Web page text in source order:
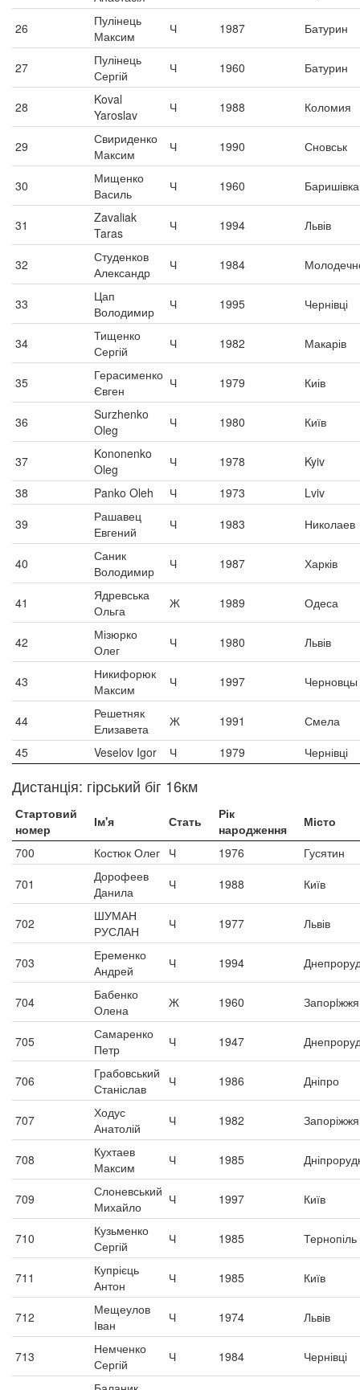
26
Пулінець
Максим
Ч 1987 Батурин
27
Пулінець
Сергій
Ч 1960 Батурин
28
Koval
Yaroslav
Ч 1988 Коломия
29
Свириденко
Максим
Ч 1990 Сновськ
30
Мищенко
Василь
Ч 1960 Баришівка
31
Zavaliak
Taras
Ч 1994 Львів
32
Студенков
Александр
Ч 1984
33
Цап
Володимир
Ч 1995 Чернівці
34
Тищенко
Сергій
Ч 1982 Макарів
35
Герасименко
Євген
Ч 1979 Киів
36
Surzhenko
Oleg
Ч 1980 Київ
37
Kononenko
Oleg
Ч 1978
Kyiv
38
Panko Oleh Ч 1973
Lviv
39
Рашавец
Евгений
Ч 1983 Николаев
40
Саник
Володимир
Ч 1987 Харків
41
Ядревська
Ольга
Ж 1989 Одеса
42
Мізюрко
Олег
Ч 1980 Львів
43
Никифорюк
Максим
Ч 1997 Черновцы
44
Решетняк
Елизавета
Ж 1991
Смела
45
Veselov Igor Ч 1979 Чернівці
Дистанція: гірський біг 16км
Стартовий
номер
Ім'я Стать
Рік
народження
Місто
700
Костюк Олег Ч 1976
Гусятин
701
Дорофеев
Данила
Ч 1988 Київ
702
ШУМАН
РУСЛАН
Ч 1977 Львів
703
Еременко
Андрей
Ч 1994
704
Бабенко
Олена
Ж 1960 Запорiжжя
705
Самаренко
Петр
Ч 1947
706
Грабовський
Станіслав
Ч 1986 Дніпро
707
Ходус
Анатолій
Ч 1982 Запоріжжя
708
Кухтаев
Максим
Ч 1985
709
Слоневський
Михайло
Ч 1997 Київ
710
Кузьменко
Сергій
Ч 1985 Тернопіль
711
Купрієць
Антон
Ч 1985 Київ
712
Мещеулов
Іван
Ч 1974 Львів
713
Немченко
Сергій
Ч 1984 Чернівці